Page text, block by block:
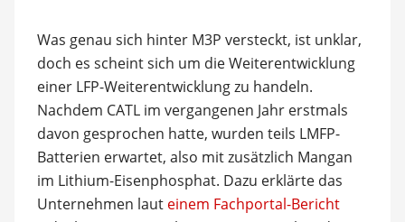
Was genau sich hinter M3P versteckt, ist unklar,
doch es scheint sich um die Weiterentwicklung
einer LFP-Weiterentwicklung zu handeln.
Nachdem CATL im vergangenen Jahr erstmals
davon gesprochen hatte, wurden teils LMFP-
Batterien erwartet, also mit zusätzlich Mangan
im Lithium-Eisenphosphat. Dazu erklärte das
Unternehmen laut einem Fachportal-Bericht